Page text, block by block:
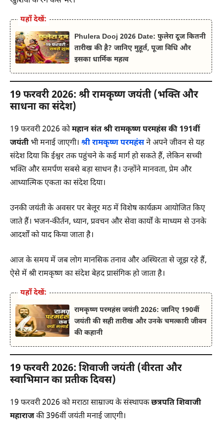
यहाँ देखें:
Phulera Dooj 2026 Date: फुलेरा दूज कितनी
तारीख की है? जानिए मुहूर्त, पूजा विधि और
इसका धार्मिक महत्व
19 फरवरी 2026: श्री रामकृष्ण जयंती (भक्ति और
साधना का संदेश)
19 फरवरी 2026 कोमहान संत श्री रामकृष्ण परमहंस की 191वीं
जयंतीभी मनाई जाएगी। श्री रामकृष्ण परमहंसने अपने जीवन से यह
संदेश दिया कि ईश्वर तक पहुंचने के कई मार्ग हो सकते हैं, लेकिन सच्ची
भक्ति और समर्पण सबसे बड़ा साधन है। उन्होंने मानवता, प्रेम और
आध्यात्मिक एकता का संदेश दिया।
उनकी जयंती के अवसर पर बेलूर मठ में विशेष कार्यक्रम आयोजित किए
जाते हैं। भजन-कीर्तन, ध्यान, प्रवचन और सेवा कार्यों के माध्यम से उनके
आदर्शों को याद किया जाता है।
आज के समय में जब लोग मानसिक तनाव और अस्थिरता से जूझ रहे हैं,
ऐसे में श्री रामकृष्ण का संदेश बेहद प्रासंगिक हो जाता है।
यहाँ देखें:
रामकृष्ण परमहंस जयंती 2026: जानिए 190वीं
जयंती की सही तारीख और उनके चमत्कारी जीवन
की कहानी
19 फरवरी 2026: शिवाजी जयंती (वीरता और
स्वाभिमान का प्रतीक दिवस)
19 फरवरी 2026 को मराठा साम्राज्य के संस्थापकछत्रपति शिवाजी
महाराजकी 396वीं जयंती मनाई जाएगी।